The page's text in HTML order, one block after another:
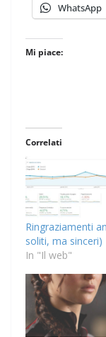
WhatsApp
Mi piace:
Correlati
Ringraziamenti
soliti, ma sinceri)
In "Il web"